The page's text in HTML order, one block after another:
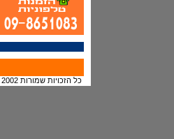
כל הזכויות שמורות 2002 © APosters - "איי-פוסטרס" רחוב יד חרוצים 6 אזור התעשיה החדש נתניה - טלפון 09-8651083